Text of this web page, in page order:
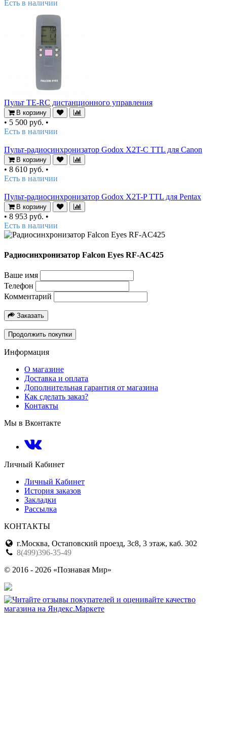
Есть в наличии
Пульт TE-RC дистанционного управления
В корзину
• 5 500 руб. •
Есть в наличии
Пульт-радиосинхронизатор Godox X2T-C TTL для Canon
В корзину
• 8 610 руб. •
Есть в наличии
Пульт-радиосинхронизатор Godox X2T-P TTL для Pentax
В корзину
• 8 953 руб. •
Есть в наличии
Радиосинхронизатор Falcon Eyes RF-AC425
Ваше имя
Телефон
Комментарий
Заказать
Продолжить покупки
Информация
О магазине
Доставка и оплата
Дополнительная гарантия от магазина
Как сделать заказ?
Контакты
Мы в Вконтакте
Личный Кабинет
Личный Кабинет
История заказов
Закладки
Рассылка
КОНТАКТЫ
г.Москва, Остаповский проезд, 3с8, 3 этаж, каб. 302
8(499)396-35-49
© 2016 - 2026 «Познавая Мир»